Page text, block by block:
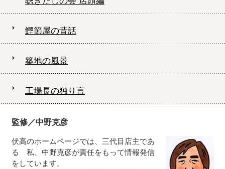
鰹節屋の昔話
築地の風景
工場長の独り言
監修／中野克彦
伏高のホームページでは、三代目店主であ
る 私、中野克彦が責任をもって情報発信
をしています。